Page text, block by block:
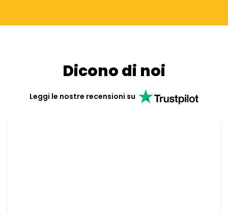
Dicono di noi
Leggi le nostre recensioni su